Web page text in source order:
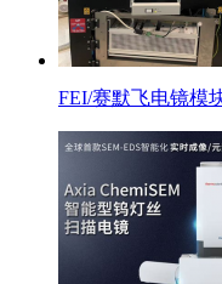
FEI/赛默飞电镜模